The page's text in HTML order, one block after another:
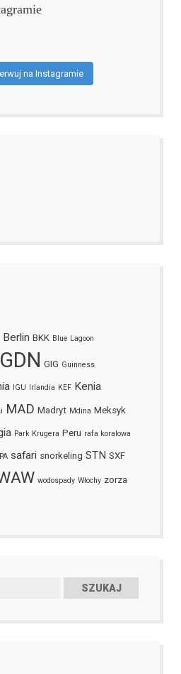
na Instagramie
Berlin BKK Blue Lagoon
GDN GIG Guinness
IGU Irlandia KEF Kenia
MAD Madryt Mdina Meksyk
Park Krugera Peru rafa koralowa
safari snorkeling STN SXF
wodospady Włochy zorza